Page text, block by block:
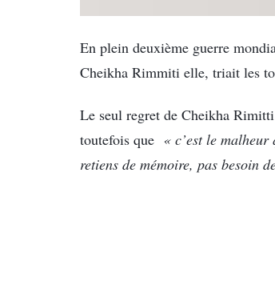
En plein deuxième guerre
Cheikha Rimmiti elle, triait les
Le seul regret de Cheikha
toutefois que « c’est le
retiens de mémoire, pas besoin